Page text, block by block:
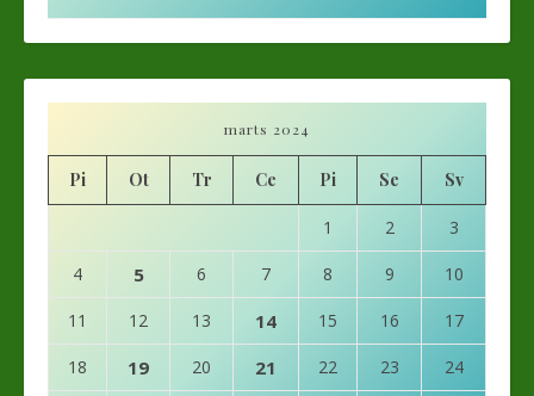
marts 2024
Pi Ot Tr Ce Pi Se Sv
1 2 3
4 5 6 7 8 9 10
11 12 13 14 15 16 17
18 19 20 21 22 23 24